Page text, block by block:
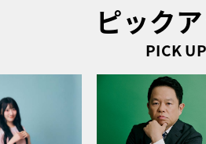
ピック
PICK UP